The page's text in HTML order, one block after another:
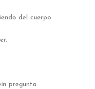
del cuerpo
pregunta